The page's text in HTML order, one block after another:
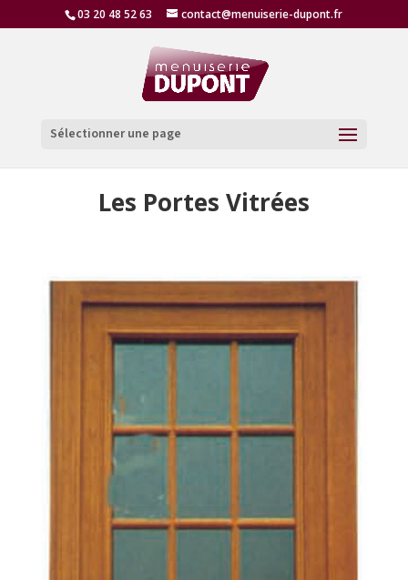
03 20 48 52 63 contact@menuiserie-dupont.fr
Sélectionner une page
Les Portes Vitrées